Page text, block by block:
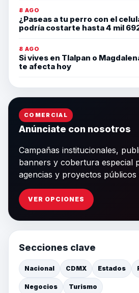
8 AGO
¿Paseas a tu perro con el
podría costarte hasta 4 mil
8 AGO
Si vives en Tlalpan o
te afecta hoy
COMERCIAL
Anúnciate con nosotros
Campañas institucionales,
banners y cobertura especial
agencias y proyectos públicos
VER OPCIONES
Secciones clave
Nacional CDMX Estados
Negocios Turismo